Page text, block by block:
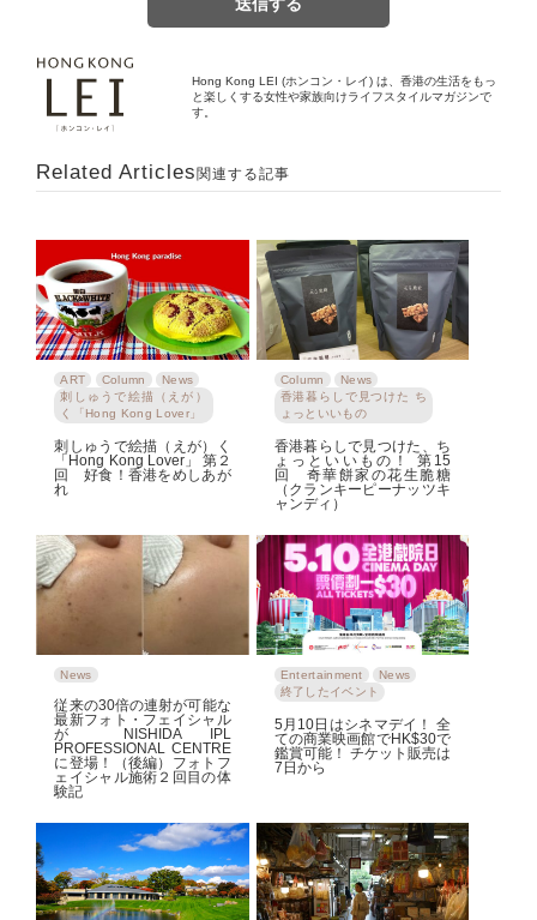
Hong Kong LEI (ホンコン・レイ) は、香港の生活をもっ
と楽しくする女性や家族向けライフスタイルマガジンで
す。
Related Articles関連する記事
ART Column
News
刺しゅうで絵描（えが）
く「Hong Kong Lover」
刺しゅうで絵描（えが）く
「Hong Kong Lover」 第２
回 好食！香港をめしあが
れ
Column
News
香港暮らしで見つけた ち
ょっといいもの
香港暮らしで見つけた、ち
ょっといいもの！ 第15
回 奇華餅家の花生脆糖
（クランキーピーナッツキ
ャンディ）
News
従来の30倍の連射が可能な
最新フォト・フェイシャル
が NISHIDA IPL
PROFESSIONAL CENTRE
に登場！（後編）フォトフ
ェイシャル施術２回目の体
験記
Entertainment
News
終了したイベント
5月10日はシネマデイ！ 全
ての商業映画館でHK$30で
鑑賞可能！ チケット販売は
7日から